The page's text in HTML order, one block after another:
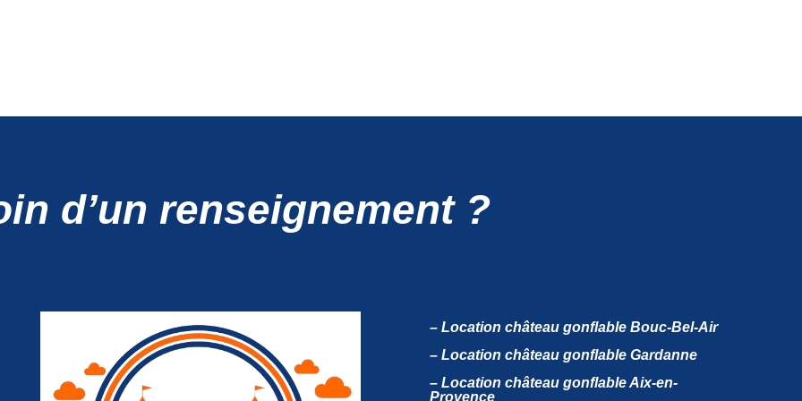
d’un renseignement ?
– Location château gonflable Bouc-Bel-Air
– Location château gonflable Gardanne
– Location château gonflable Aix-en-
Provence